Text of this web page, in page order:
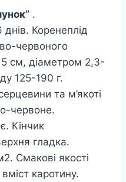
.
днів. Коренеплід
червоного
см, діаметром 2,3-
125-190 г.
та м’якоті
червоне.
Кінчик
гладка.
Смакові якості
каротину.